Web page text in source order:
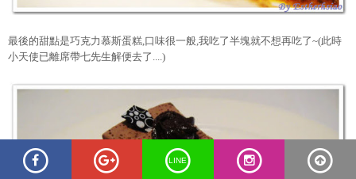
最後的甜點是巧克力慕斯蛋糕,口味很一般,我吃了半塊就不想再吃了~(此時
小天使已離席帶七先生解便去了....)
LINE